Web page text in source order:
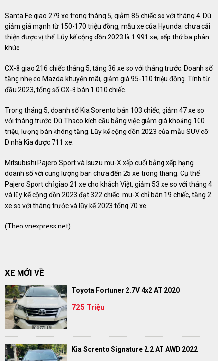
Santa Fe giao 279 xe trong tháng 5, giảm 85 chiếc so với tháng 4. Dù
giảm giá mạnh từ 150-170 triệu đồng, mẫu xe của Hyundai chưa cải
thiện được vị thế. Lũy kế cộng dồn 2023 là 1.991 xe, xếp thứ ba phân
khúc.
CX-8 giao 216 chiếc tháng 5, tăng 36 xe so với tháng trước. Doanh số
tăng nhẹ do Mazda khuyến mãi, giảm giá 95-110 triệu đồng. Tính từ
đầu 2023, tổng số CX-8 bán 1.010 chiếc.
Trong tháng 5, doanh số Kia Sorento bán 103 chiếc, giảm 47 xe so
với tháng trước. Dù Thaco kích cầu bằng việc giảm giá khoảng 100
triệu, lượng bán không tăng. Lũy kế cộng dồn 2023 của mẫu SUV cỡ
D nhà Kia được 711 xe.
Mitsubishi Pajero Sport và Isuzu mu-X xếp cuối bảng xếp hạng
doanh số với cùng lượng bán chưa đến 25 xe trong tháng. Cụ thể,
Pajero Sport chỉ giao 21 xe cho khách Việt, giảm 53 xe so với tháng 4
và lũy kế cộng dồn 2023 đạt 322 chiếc. mu-X chỉ bán 19 chiếc, tăng 2
xe so với tháng trước và lũy kế 2023 tổng 70 xe.
(Theo vnexpress.net)
XE MỚI VỀ
Toyota Fortuner 2.7V 4x2 AT 2020
725 Triệu
Kia Sorento Signature 2.2 AT AWD 2022